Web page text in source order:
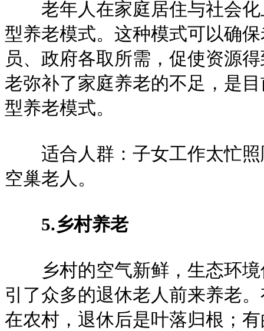
老年人在家庭居住与社会化
型养老模式。这种模式可以确
员、政府各取所需，促使资源
老弥补了家庭养老的不足，是
型养老模式。
适合人群：子女工作太忙照
空巢老人。
5.乡村养老
乡村的空气新鲜，生态环境
引了众多的退休老人前来养老
在农村，退休后是叶落归根；